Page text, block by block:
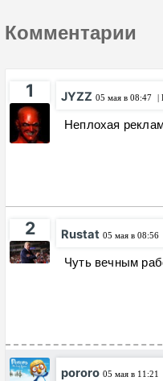
Комментарии
1 JYZZ 05 мая в 08:47 |
Неплохая
2 Rustat 05 мая в 08:56
Чуть вечным
pororo 05 мая в 11:21